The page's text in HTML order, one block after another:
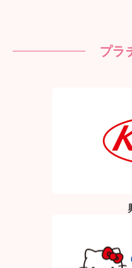
プラ